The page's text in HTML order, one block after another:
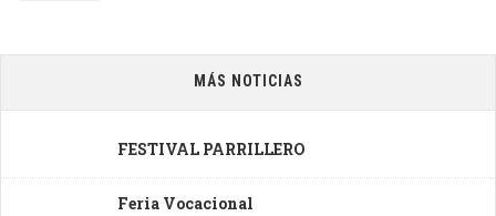
MÁS NOTICIAS
FESTIVAL PARRILLERO
Feria Vocacional